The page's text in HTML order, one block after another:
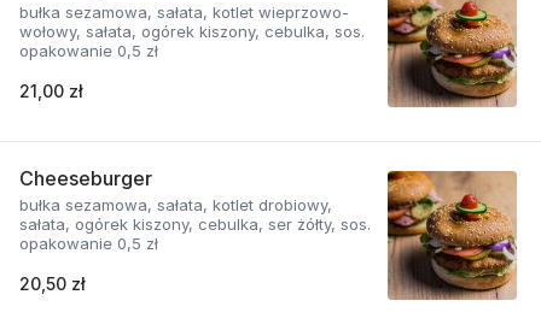
bułka sezamowa, sałata, kotlet wieprzowo-
wołowy, sałata, ogórek kiszony, cebulka, sos.
opakowanie 0,5 zł
21,00 zł
Cheeseburger
bułka sezamowa, sałata, kotlet drobiowy,
sałata, ogórek kiszony, cebulka, ser żółty, sos.
opakowanie 0,5 zł
20,50 zł